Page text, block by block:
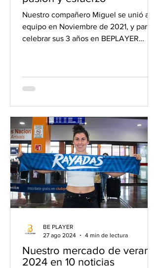
Nuestro compañero Miguel se unió al
equipo en Noviembre de 2021, y para
celebrar sus 3 años en BEPLAYER
Nuestro mercado de verano
2024 en 10 noticias
BE PLAYER
27 ago 2024
4 min de lectura